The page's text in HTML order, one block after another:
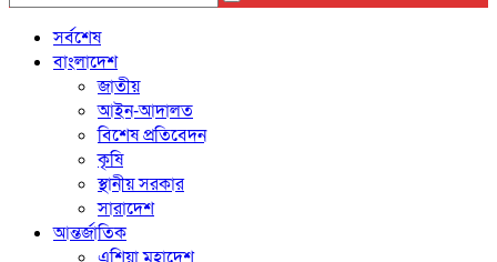
সর্বশেষ
বাংলাদেশ
জাতীয়
আইন-আদালত
বিশেষ প্রতিবেদন
কৃষি
স্থানীয় সরকার
সারাদেশ
আন্তর্জাতিক